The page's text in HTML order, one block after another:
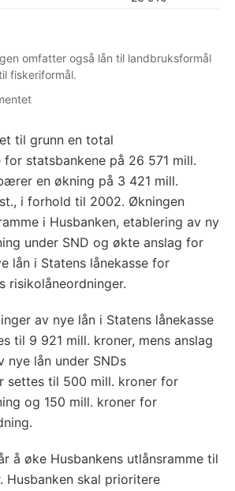
omfatter også lån til landbruksformål
fiskeriformål.
til grunn en total
for statsbankene på 26 571 mill.
en økning på 3 421 mill.
i forhold til 2002. Økningen
i Husbanken, etablering av ny
under SND og økte anslag for
lån i Statens lånekasse for
risikolåneordninger.
av nye lån i Statens lånekasse
til 9 921 mill. kroner, mens anslag
nye lån under SNDs
settes til 500 mill. kroner for
og 150 mill. kroner for
å øke Husbankens utlånsramme til
Husbanken skal prioritere